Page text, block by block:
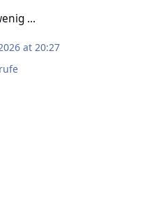
...
at 20:27